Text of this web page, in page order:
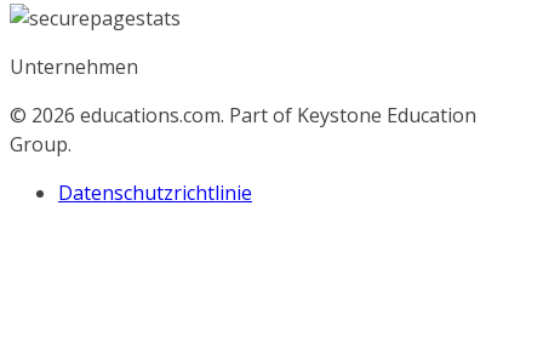
Unternehmen
© 2026 educations.com. Part of Keystone Education
Group.
Datenschutzrichtlinie